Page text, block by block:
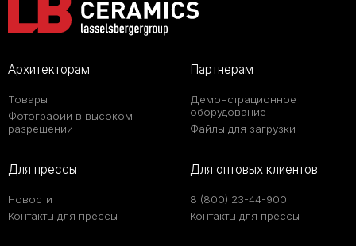
Архитекторам
Товары
Фотографии в высоком
разрешении
Партнерам
Демонстрационное
оборудование
Файлы для загрузки
Для прессы
Новости
Контакты для прессы
Для оптовых клиентов
8 (800) 23-44-900
Контакты для прессы